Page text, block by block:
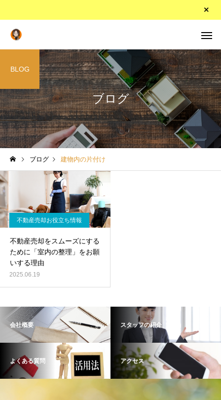
ブログ
BLOG
ブログ 建物内の片付け
不動産売却お役立ち情報
不動産売却をスムーズにする
ために「室内の整理」をお願
いする理由
2025.06.19
会社概要 スタッフの紹介
よくある質問 アクセス